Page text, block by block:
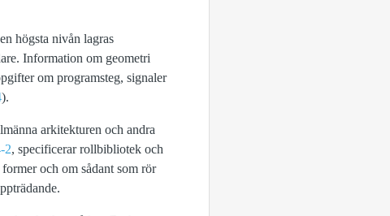
högsta nivån lagras
Information om geometri
om programsteg, signaler
).
arkitekturen och andra
2, specificerar rollbibliotek och
och om sådant som rör